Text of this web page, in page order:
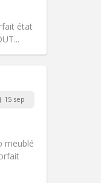
état
15 sep
meublé